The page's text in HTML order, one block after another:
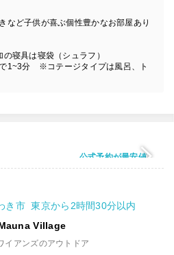
など子供が喜ぶ個性豊かなお部屋あり
寝具は寝袋（シュラフ）
1~3分 ※コテージタイプは風呂、ト
公式予約が最安値
き市 東京から2時間30分以内
Village
イアンズのアウトドア